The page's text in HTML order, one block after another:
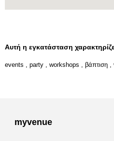
Αυτή η εγκατάσταση
events party workshops βάπτιση
myvenue